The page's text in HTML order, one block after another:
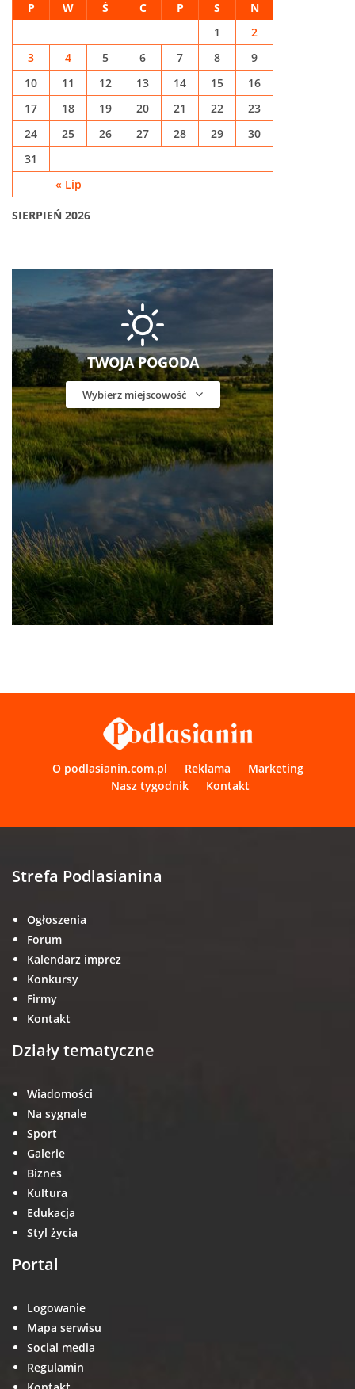
SIERPIEŃ 2026
P W Ś C P S N
« Lip
1
2
3
4 5 6 7 8
9
10
11 12 13 14 15
16
17
18 19 20 21 22
23
24
25 26 27 28 29
30
31
TWOJA POGODA
Wybierz miejscowość
O podlasianin.com.pl Reklama
Marketing
Nasz tygodnik
Kontakt
Strefa Podlasianina
Ogłoszenia
Forum
Kalendarz imprez
Konkursy
Firmy
Kontakt
Działy tematyczne
Wiadomości
Na sygnale
Sport
Galerie
Biznes
Kultura
Edukacja
Styl życia
Portal
Logowanie
Mapa serwisu
Social media
Regulamin